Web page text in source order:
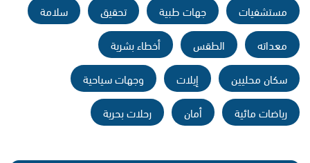
مستشفيات
جهات طبية تحقيق
سلامة
معداته
الطقس
أخطاء بشرية
سكان محليين
إيلات
وجهات سياحية
رياضات مائية
أمان رحلات بحرية